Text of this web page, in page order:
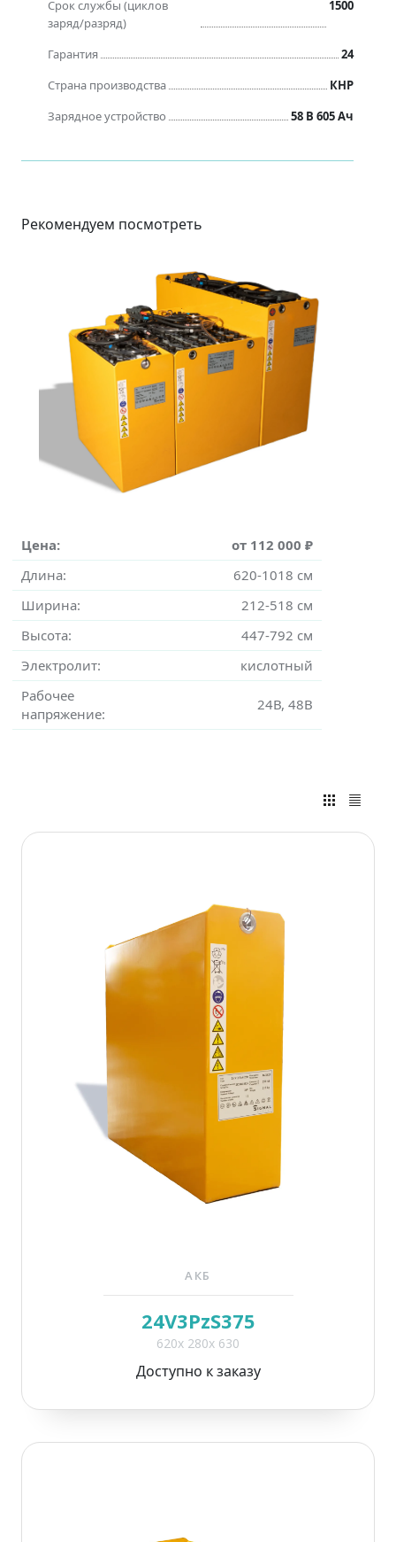
Срок службы (циклов
заряд/разряд)
1500
Гарантия
24
Страна производства
КНР
Зарядное устройство
58 B 605 Ач
Рекомендуем посмотреть
Цена:
от 112 000 ₽
Длина:
620-1018 см
Ширина:
212-518 см
Высота:
447-792 см
Электролит:
кислотный
Рабочее
напряжение:
24В, 48В
АКБ
24V3PzS375
620x 280x 630
Доступно к заказу